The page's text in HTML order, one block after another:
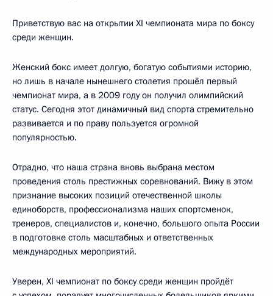
Приветствую вас на открытии XI чемпионата мира по боксу
среди женщин.
Женский бокс имеет долгую, богатую событиями историю,
но лишь в начале нынешнего столетия прошёл первый
чемпионат мира, а в 2009 году он получил олимпийский
статус. Сегодня этот динамичный вид спорта стремительно
развивается и по праву пользуется огромной
популярностью.
Отрадно, что наша страна вновь выбрана местом
проведения столь престижных соревнований. Вижу в этом
признание высоких позиций отечественной школы
единоборств, профессионализма наших спортсменок,
тренеров, специалистов и, конечно, большого опыта России
в подготовке столь масштабных и ответственных
международных мероприятий.
Уверен, XI чемпионат по боксу среди женщин пройдёт